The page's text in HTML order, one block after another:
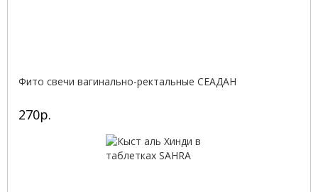
Фито свечи вагинально-ректальные СЕАДАН
270р.